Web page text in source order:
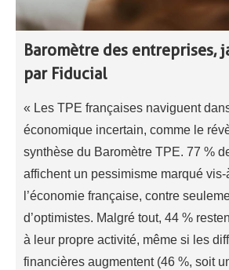
Baromètre des entreprises,
par Fiducial
« Les TPE françaises naviguent
économique incertain, comme le
synthèse du Baromètre TPE. 77 %
affichent un pessimisme marqué
l’économie française, contre
d’optimistes. Malgré tout, 44 %
à leur propre activité, même si les
financières augmentent (46 %, soit